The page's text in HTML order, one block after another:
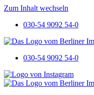
Zum Inhalt wechseln
030-54 9092 54-0
030-54 9092 54-0